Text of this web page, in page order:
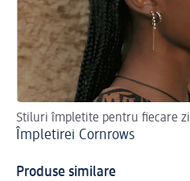
Stiluri împletite pentru fiecare zi
Împletirei Cornrows
Produse similare